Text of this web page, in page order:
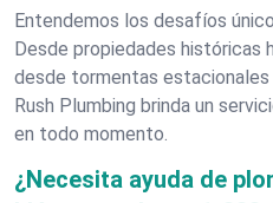
Entendemos los desafíos
Desde propiedades históricas
desde tormentas
Rush Plumbing brinda un
en todo momento.
¿Necesita ayuda de